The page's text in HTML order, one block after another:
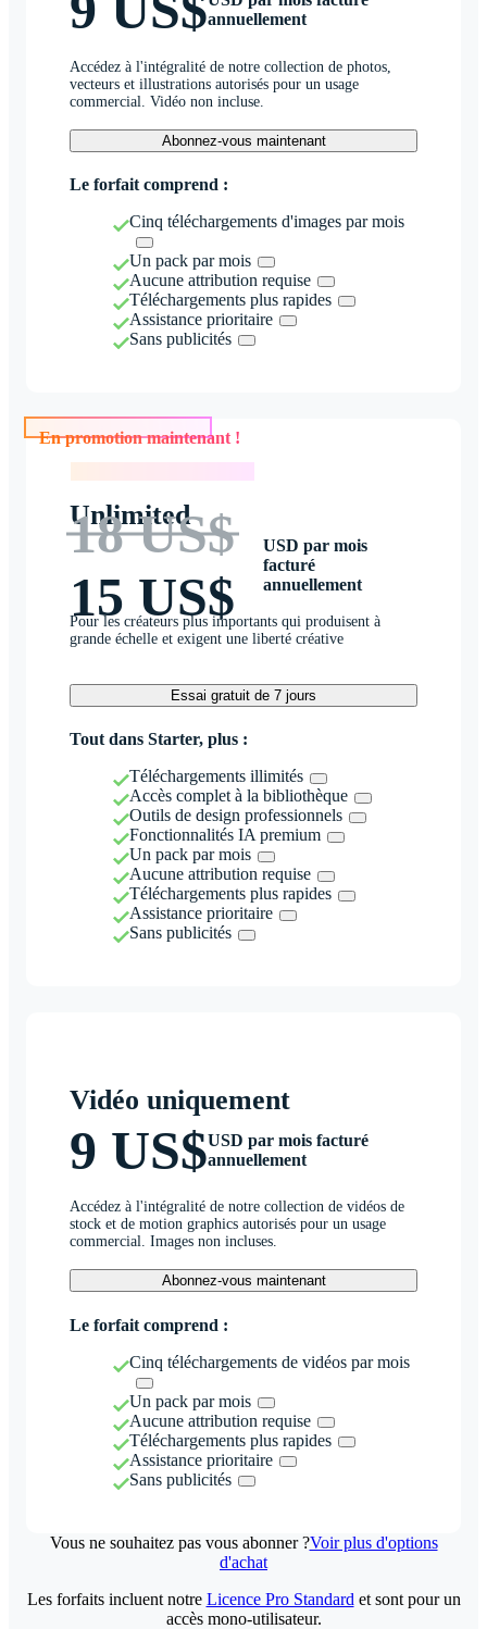
annuellement
Accédez à l'intégralité de notre collection de photos,
vecteurs et illustrations autorisés pour un usage
commercial. Vidéo non incluse.
Abonnez-vous maintenant
Le forfait comprend :
Cinq téléchargements d'images par mois
Un pack par mois
Aucune attribution requise
Téléchargements plus rapides
Assistance prioritaire
Sans publicités
En promotion maintenant !
Unlimited
18 US$
15 US$
USD par mois
facturé
annuellement
Pour les créateurs plus importants qui produisent à
grande échelle et exigent une liberté créative
Essai gratuit de 7 jours
Tout dans Starter, plus :
Téléchargements illimités
Accès complet à la bibliothèque
Outils de design professionnels
Fonctionnalités IA premium
Un pack par mois
Aucune attribution requise
Téléchargements plus rapides
Assistance prioritaire
Sans publicités
Vidéo uniquement
9 US$USD par mois facturé
annuellement
Accédez à l'intégralité de notre collection de vidéos de
stock et de motion graphics autorisés pour un usage
commercial. Images non incluses.
Abonnez-vous maintenant
Le forfait comprend :
Cinq téléchargements de vidéos par mois
Un pack par mois
Aucune attribution requise
Téléchargements plus rapides
Assistance prioritaire
Sans publicités
Vous ne souhaitez pas vous abonner ?Voir plus d'options
d'achat
Les forfaits incluent notre Licence Pro Standard et sont pour un
accès mono-utilisateur.